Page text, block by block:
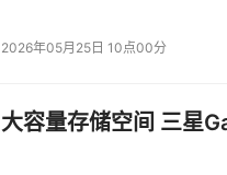
2026年05月25日 10点00分
大容量存储空间 三星